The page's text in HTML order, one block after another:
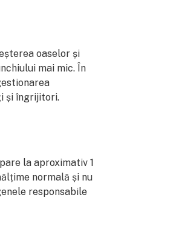
oaselor și
mai mic. În
și îngrijitori.
la aproximativ 1
normală și nu
responsabile